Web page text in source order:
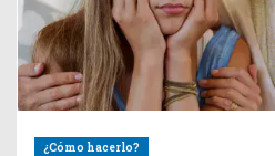
¿Cómo hacerlo?